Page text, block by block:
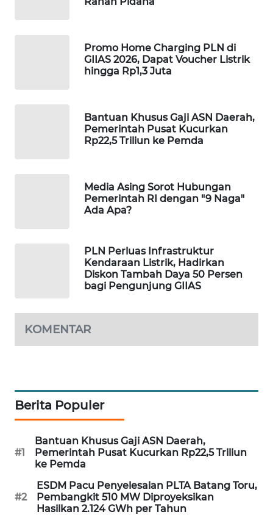
Promo Home Charging PLN di
GIIAS 2026, Dapat Voucher Listrik
hingga Rp1,3 Juta
Bantuan Khusus Gaji ASN Daerah,
Pemerintah Pusat Kucurkan
Rp22,5 Triliun ke Pemda
Media Asing Sorot Hubungan
Pemerintah RI dengan "9 Naga"
Ada Apa?
PLN Perluas Infrastruktur
Kendaraan Listrik, Hadirkan
Diskon Tambah Daya 50 Persen
bagi Pengunjung GIIAS
KOMENTAR
Berita Populer
#1
Bantuan Khusus Gaji ASN Daerah,
Pemerintah Pusat Kucurkan Rp22,5 Triliun
ke Pemda
#2
ESDM Pacu Penyelesaian PLTA Batang Toru,
Pembangkit 510 MW Diproyeksikan
Hasilkan 2.124 GWh per Tahun
SITUNGIR
NEWS
NEWS
NEWS
METRO
JAKARTA
NEWS
KRT
NEWS